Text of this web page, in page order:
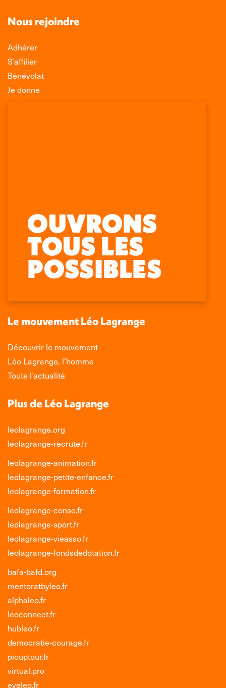
Nous rejoindre
Adhérer
S’affilier
Bénévolat
Je donne
Retrouvez-nous sur :
Facebook
s'ouvre
une
fenêtre
La
page
X
s'ouvre
une
fenêtre
La
page
LinkedIn
s'ouvre
une
fenêtre
La
page
Instagram
s'ouvre
une
nouvelle
fenêtre
Le mouvement Léo Lagrange
Découvrir le mouvement
Léo Lagrange, l’homme
Toute l’actualité
Plus de Léo Lagrange
leolagrange.org
leolagrange-recrute.fr
leolagrange-animation.fr
leolagrange-petite-enfance.fr
leolagrange-formation.fr
leolagrange-conso.fr
leolagrange-sport.fr
leolagrange-vieasso.fr
leolagrange-fondsdedotation.fr
bafa-bafd.org
mentoratbyleo.fr
alphaleo.fr
leoconnect.fr
hubleo.fr
democratie-courage.fr
picuptour.fr
virtual.pro
eveleo.fr